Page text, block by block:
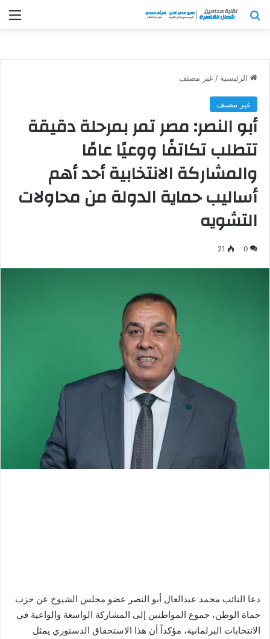
بحث عن
الرئيسية / غير مصنف
غير مصنف
أبو النصر: مصر تمر بمرحلة دقيقة
تتطلب تكاتفًا ووعيًا عامًا
والمشاركة الانتخابية أحد أهم
أساليب حماية الدولة من محاولات
التشويه
0
21
دعا النائب محمد عبدالعال أبو النصر عضو مجلس الشيوخ عن حزب
حماة الوطن، جموع المواطنين إلى المشاركة الواسعة والواعية في
الانتخابات البرلمانية، مؤكداً أن هذا الاستحقاق الدستوري يمثل